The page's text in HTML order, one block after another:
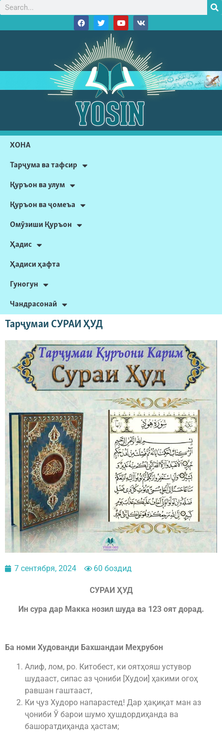
ХОНА
Тарҷума ва тафсир
Қуръон ва улум
Қуръон ва ҷомеъа
Омӯзиши Қуръон
Ҳадис
Ҳадиси ҳафта
Гуногун
Чандрасонаӣ
Тарҷумаи СУРАИ ҲУД
7 сентября, 2024 60 боздид
СУРАИ ҲУД
Ин сура дар Макка нозил шуда ва 123 оят дорад.
Ба номи Худованди Бахшандаи Меҳрубон
Алиф, лом, ро. Китобест, ки оятҳояш устувор
шудааст, сипас аз ҷониби [Худои] ҳакими огоҳ
равшан гаштааст,
Ки ҷуз Худоро напарастед! Дар ҳақиқат ман аз
ҷониби Ӯ барои шумо ҳушдордиҳанда ва
башоратдиҳанда ҳастам;